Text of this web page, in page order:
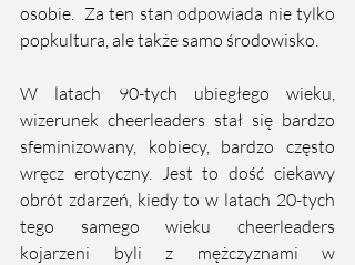
osobie.  Za ten stan odpowiada nie tylko
popkultura, ale także samo środowisko.
W latach 90-tych ubiegłego wieku,
wizerunek cheerleaders stał się bardzo
sfeminizowany, kobiecy, bardzo często
wręcz erotyczny. Jest to dość ciekawy
obrót zdarzeń, kiedy to w latach 20-tych
tego samego wieku cheerleaders
kojarzeni byli z mężczyznami w